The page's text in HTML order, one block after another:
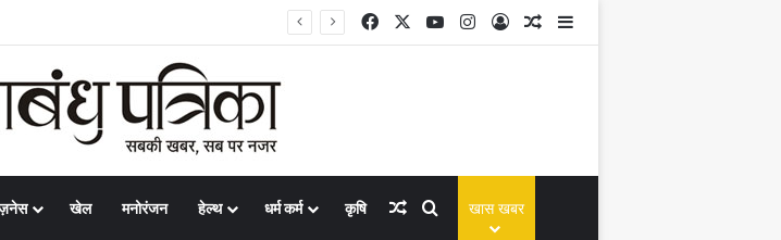
FacebookYouTubeInstagram
Log InRandom Article
Sidebar
खेल मनोरंजन हेल्थ धर्म कर्म कृषि Random Article
Search for
खास खबर